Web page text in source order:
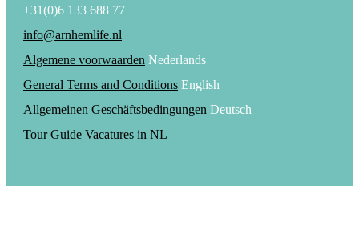
+31(0)6 133 688 77
info@arnhemlife.nl
Algemene voorwaarden Nederlands
General Terms and Conditions English
Allgemeinen Geschäftsbedingungen Deutsch
Tour Guide Vacatures in NL